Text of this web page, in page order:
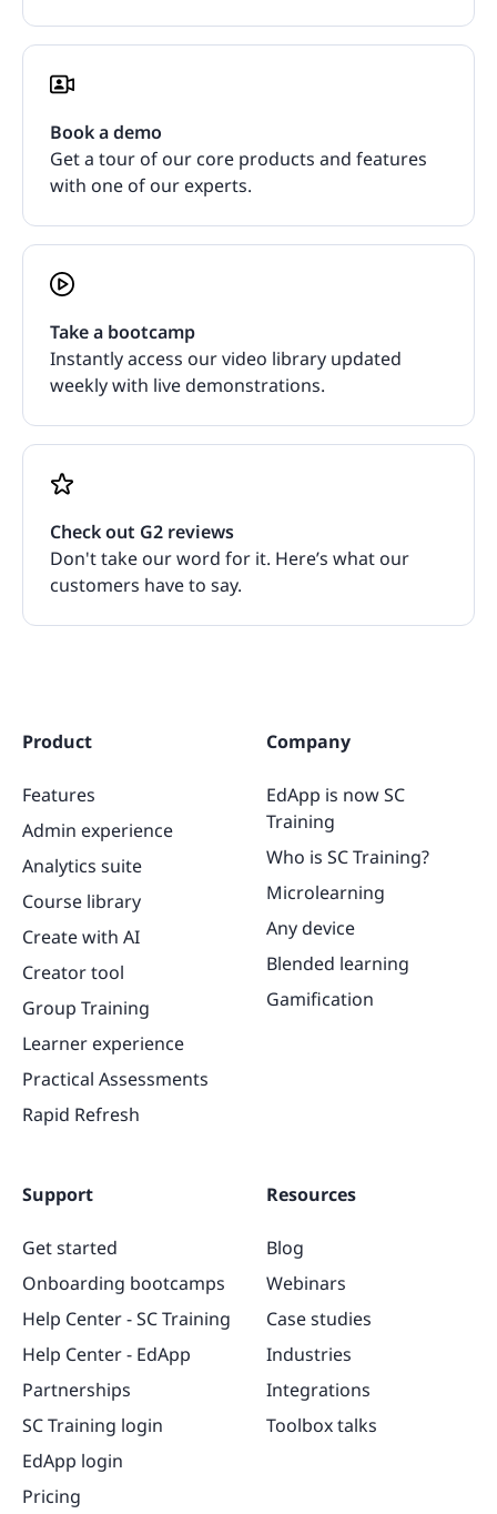
Book a demo
Get a tour of our core products and features
with one of our experts.
Take a bootcamp
Instantly access our video library updated
weekly with live demonstrations.
Check out G2 reviews
Don't take our word for it. Here’s what our
customers have to say.
Product
Features
Admin experience
Analytics suite
Course library
Create with AI
Creator tool
Group Training
Learner experience
Practical Assessments
Rapid Refresh
Company
EdApp is now SC
Training
Who is SC Training?
Microlearning
Any device
Blended learning
Gamification
Support
Get started
Onboarding bootcamps
Help Center - SC Training
Help Center - EdApp
Partnerships
SC Training login
EdApp login
Pricing
Resources
Blog
Webinars
Case studies
Industries
Integrations
Toolbox talks